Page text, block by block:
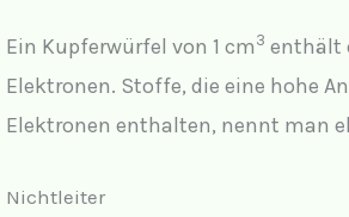
Ein Kupferwürfel von 1 cm 3 enthält
Elektronen. Stoffe, die eine hohe
Elektronen enthalten, nennt man
Nichtleiter